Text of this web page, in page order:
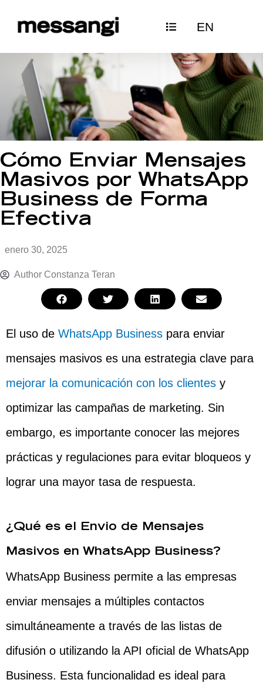
EN
Cómo Enviar Mensajes
Masivos por WhatsApp
Business de Forma
Efectiva
enero 30, 2025
Author Constanza Teran
El uso de WhatsApp Business para enviar
mensajes masivos es una estrategia clave para
mejorar la comunicación con los clientes y
optimizar las campañas de marketing. Sin
embargo, es importante conocer las mejores
prácticas y regulaciones para evitar bloqueos y
lograr una mayor tasa de respuesta.
¿Qué es el Envio de Mensajes
Masivos en WhatsApp Business?
WhatsApp Business permite a las empresas
enviar mensajes a múltiples contactos
simultáneamente a través de las listas de
difusión o utilizando la API oficial de WhatsApp
Business. Esta funcionalidad es ideal para